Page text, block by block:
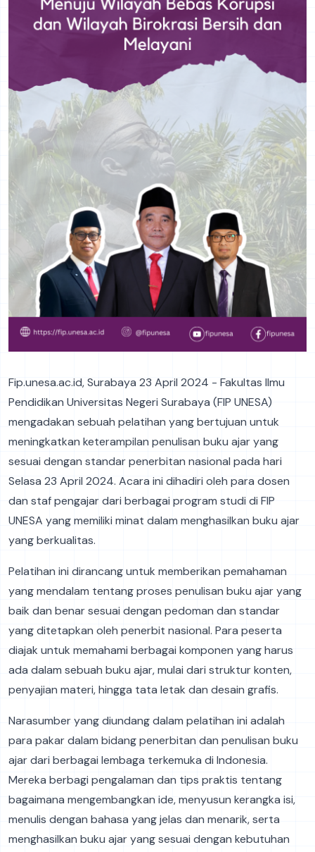
Fip.unesa.ac.id, Surabaya 23 April 2024 - Fakultas Ilmu
Pendidikan Universitas Negeri Surabaya (FIP UNESA)
mengadakan sebuah pelatihan yang bertujuan untuk
meningkatkan keterampilan penulisan buku ajar yang
sesuai dengan standar penerbitan nasional pada hari
Selasa 23 April 2024. Acara ini dihadiri oleh para dosen
dan staf pengajar dari berbagai program studi di FIP
UNESA yang memiliki minat dalam menghasilkan buku ajar
yang berkualitas.
Pelatihan ini dirancang untuk memberikan pemahaman
yang mendalam tentang proses penulisan buku ajar yang
baik dan benar sesuai dengan pedoman dan standar
yang ditetapkan oleh penerbit nasional. Para peserta
diajak untuk memahami berbagai komponen yang harus
ada dalam sebuah buku ajar, mulai dari struktur konten,
penyajian materi, hingga tata letak dan desain grafis.
Narasumber yang diundang dalam pelatihan ini adalah
para pakar dalam bidang penerbitan dan penulisan buku
ajar dari berbagai lembaga terkemuka di Indonesia.
Mereka berbagi pengalaman dan tips praktis tentang
bagaimana mengembangkan ide, menyusun kerangka isi,
menulis dengan bahasa yang jelas dan menarik, serta
menghasilkan buku ajar yang sesuai dengan kebutuhan